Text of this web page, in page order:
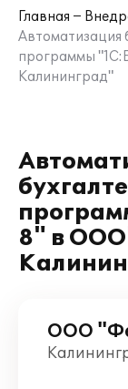
Главная
Автоматизация
программы
Калининград"
8" в
ООО